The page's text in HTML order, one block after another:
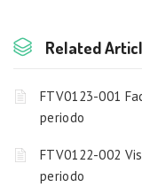
Related
FTV0123-001
periodo
FTV0122-002
periodo